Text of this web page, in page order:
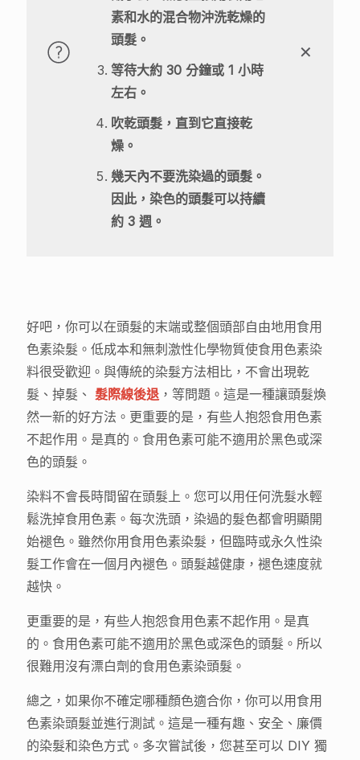
素和水的混合物沖洗乾燥的
頭髮。
等待大約 30 分鐘或 1 小時
左右。
吹乾頭髮，直到它直接乾
燥。
幾天內不要洗染過的頭髮。
因此，染色的頭髮可以持續
約 3 週。
✕
好吧，你可以在頭髮的末端或整個頭部自由地用食用
色素染髮。低成本和無刺激性化學物質使食用色素染
料很受歡迎。與傳統的染髮方法相比，不會出現乾
髮、掉髮、 髮際線後退 ，等問題。這是一種讓頭髮煥
然一新的好方法。更重要的是，有些人抱怨食用色素
不起作用。是真的。食用色素可能不適用於黑色或深
色的頭髮。
染料不會長時間留在頭髮上。您可以用任何洗髮水輕
鬆洗掉食用色素。每次洗頭，染過的髮色都會明顯開
始褪色。雖然你用食用色素染髮，但臨時或永久性染
髮工作會在一個月內褪色。頭髮越健康，褪色速度就
越快。
更重要的是，有些人抱怨食用色素不起作用。是真
的。食用色素可能不適用於黑色或深色的頭髮。所以
很難用沒有漂白劑的食用色素染頭髮。
總之，如果你不確定哪種顏色適合你，你可以用食用
色素染頭髮並進行測試。這是一種有趣、安全、廉價
的染髮和染色方式。多次嘗試後，您甚至可以 DIY 獨